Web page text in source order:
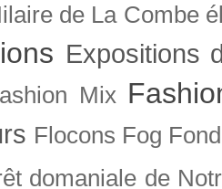
de La Combe
Expositions
Mix
Flocons Fog
domaniale de